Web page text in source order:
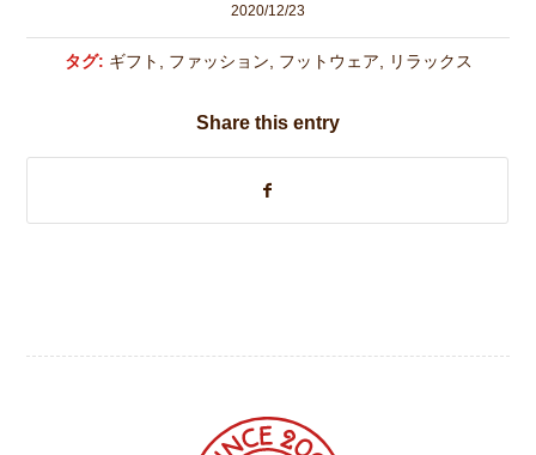
2020/12/23
タグ: ギフト ファッション フットウェア リラックス
Share this entry